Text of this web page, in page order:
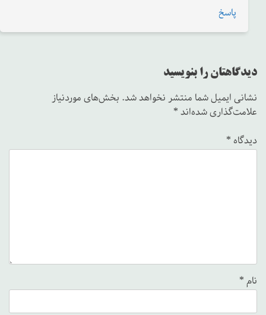
پاسخ
دیدگاهتان را بنویسید
نشانی ایمیل شما منتشر نخواهد شد. بخش‌های موردنیاز
علامت‌گذاری شده‌اند*
دیدگاه*
نام*